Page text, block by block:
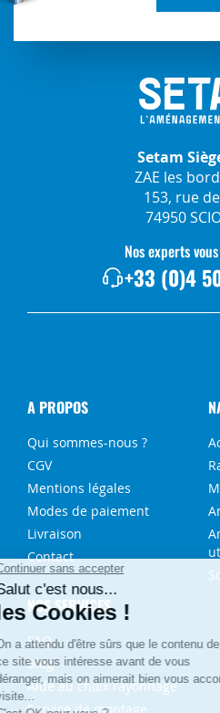
Setam
ZAE les
153, rue
74950
Nos experts
+33 (0)4
A PROPOS
Qui sommes-nous ?
CGV
Mentions légales
Modes de paiement
Livraison
Contact
NOS SERVICES
FAQ
Blog
Aide au choix rayonnage
Service de montage